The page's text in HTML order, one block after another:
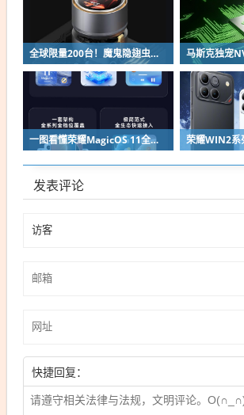
全球限量200台！魔鬼隐翅虫欧米伽L36 Ultra液冷预售：可动冷头售2999元
一图看懂荣耀MagicOS 11全新双架构：安卓底层重构 液态玻璃效果拉满
发表评论
快捷回复：